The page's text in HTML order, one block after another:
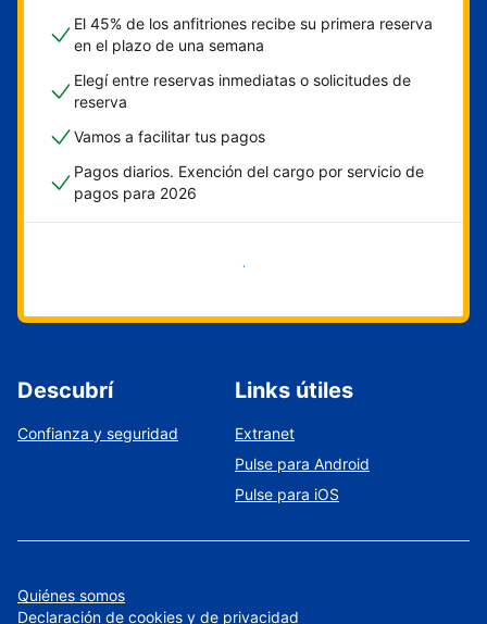
El 45% de los anfitriones recibe su primera reserva
en el plazo de una semana
Elegí entre reservas inmediatas o solicitudes de
reserva
Vamos a facilitar tus pagos
Pagos diarios. Exención del cargo por servicio de
pagos para 2026
Empezar ahora
Descubrí
Confianza y seguridad
Links útiles
Extranet
Pulse para Android
Pulse para iOS
Quiénes somos
Declaración de cookies y de privacidad